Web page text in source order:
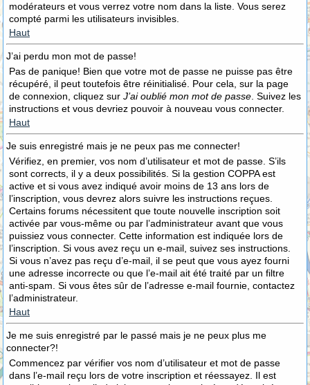
modérateurs et vous verrez votre nom dans la liste. Vous serez
compté parmi les utilisateurs invisibles.
Haut
J’ai perdu mon mot de passe!
Pas de panique! Bien que votre mot de passe ne puisse pas être
récupéré, il peut toutefois être réinitialisé. Pour cela, sur la page
de connexion, cliquez sur J’ai oublié mon mot de passe . Suivez les
instructions et vous devriez pouvoir à nouveau vous connecter.
Haut
Je suis enregistré mais je ne peux pas me connecter!
Vérifiez, en premier, vos nom d’utilisateur et mot de passe. S’ils
sont corrects, il y a deux possibilités. Si la gestion COPPA est
active et si vous avez indiqué avoir moins de 13 ans lors de
l’inscription, vous devrez alors suivre les instructions reçues.
Certains forums nécessitent que toute nouvelle inscription soit
activée par vous-même ou par l’administrateur avant que vous
puissiez vous connecter. Cette information est indiquée lors de
l’inscription. Si vous avez reçu un e-mail, suivez ses instructions.
Si vous n’avez pas reçu d’e-mail, il se peut que vous ayez fourni
une adresse incorrecte ou que l’e-mail ait été traité par un filtre
anti-spam. Si vous êtes sûr de l’adresse e-mail fournie, contactez
l’administrateur.
Haut
Je me suis enregistré par le passé mais je ne peux plus me
connecter?!
Commencez par vérifier vos nom d’utilisateur et mot de passe
dans l’e-mail reçu lors de votre inscription et réessayez. Il est